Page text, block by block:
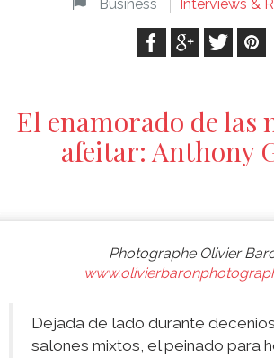
Business Interviews &
El enamorado de las
afeitar: Anthony
Photographe Olivier
Dejada de lado durante
salones mixtos, el peinado para